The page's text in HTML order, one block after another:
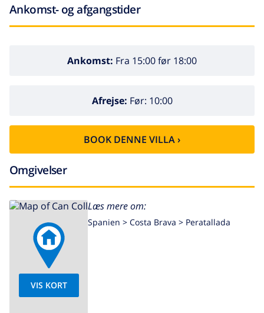
Ankomst- og afgangstider
Ankomst: Fra 15:00 før 18:00
Afrejse: Før: 10:00
BOOK DENNE VILLA ›
Omgivelser
VIS KORT
Læs mere om:
Spanien > Costa Brava > Peratallada